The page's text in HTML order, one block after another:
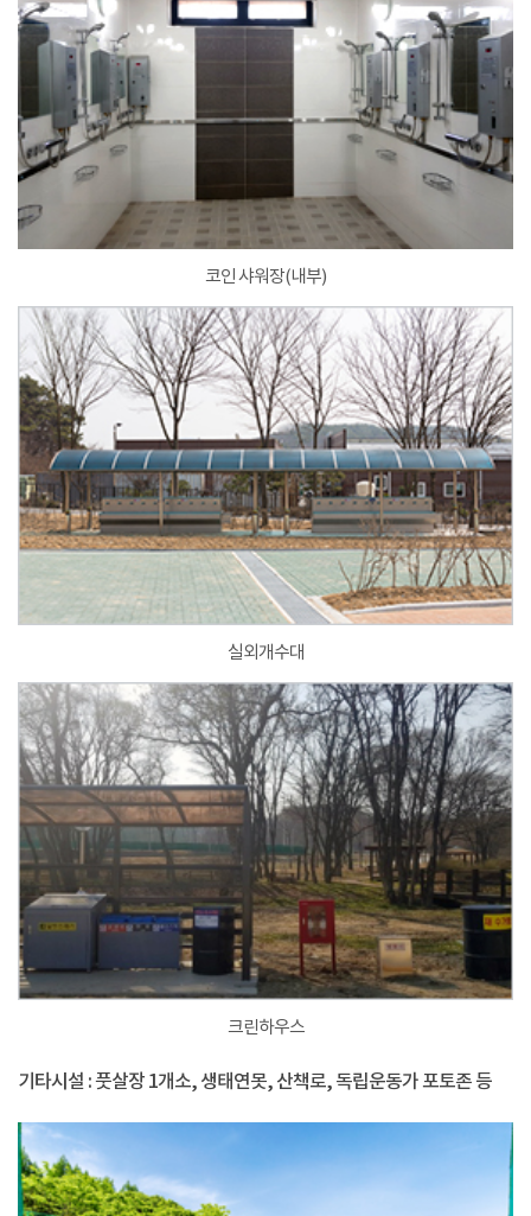
코인 샤워장(내부)
실외개수대
크린하우스
기타시설 : 풋살장 1개소, 생태연못, 산책로, 독립운동가 포토존 등